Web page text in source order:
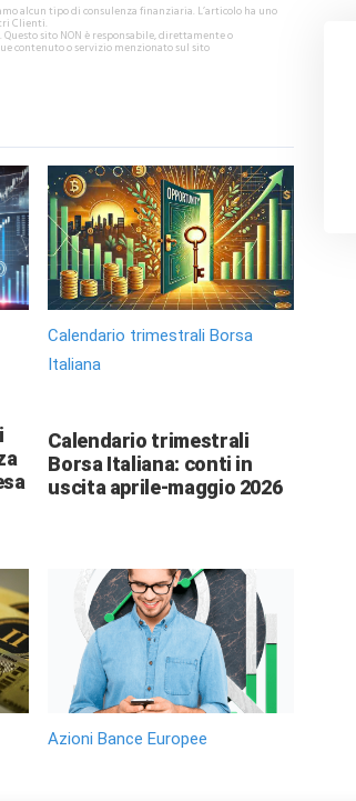
alcun tipo di consulenza finanziaria. L’articolo ha uno
Clienti.
sito NON è responsabile, direttamente o
contenuto o servizio menzionato sul sito
Calendario trimestrali Borsa
Italiana
Calendario trimestrali
Borsa Italiana: conti in
uscita aprile-maggio 2026
Azioni Bance Europee